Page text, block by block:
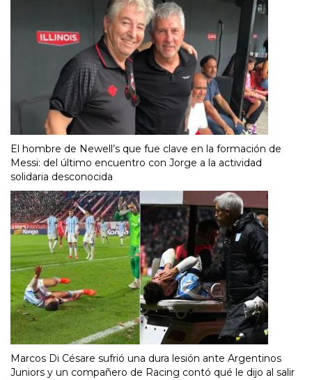
El hombre de Newell’s que fue clave en la formación de
Messi: del último encuentro con Jorge a la actividad
solidaria desconocida
Marcos Di Césare sufrió una dura lesión ante Argentinos
Juniors y un compañero de Racing contó qué le dijo al salir